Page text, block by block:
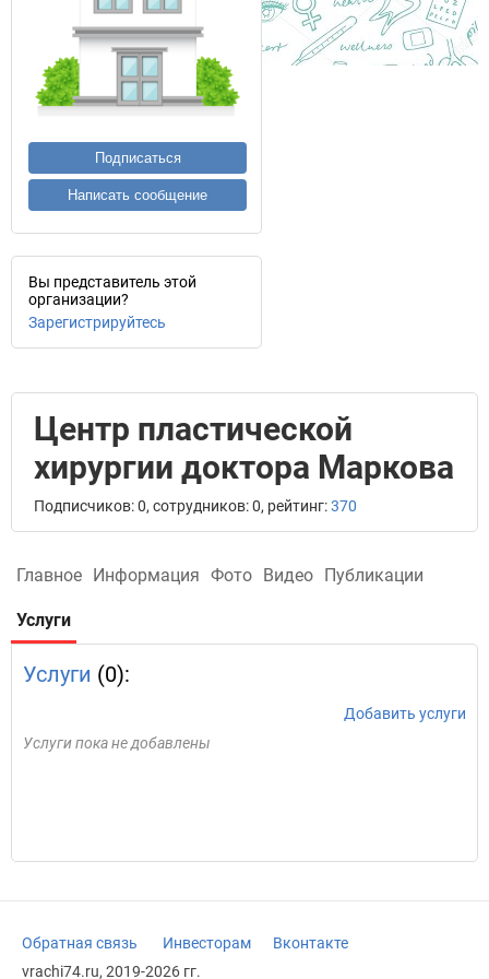
Подписаться
Написать сообщение
Вы представитель этой
организации?
Зарегистрируйтесь
Центр пластической
хирургии доктора Маркова
Подписчиков: 0, сотрудников: 0, рейтинг:370
Главное Информация Фото Видео Публикации
Услуги
Услуги (0):
Добавить услуги
Услуги пока не добавлены
Обратная связь Инвесторам
Вконтакте
vrachi74.ru, 2019-2026 гг.